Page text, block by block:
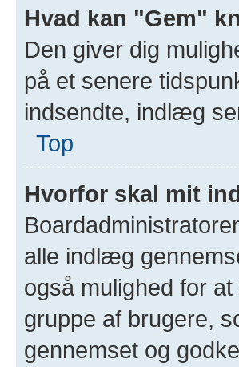
Hvad kan "Gem"
Den giver dig
på et senere
indsendte, indlæg
Top
Hvorfor skal mit
alle indlæg
også mulighed for
gruppe af brugere,
gennemset og